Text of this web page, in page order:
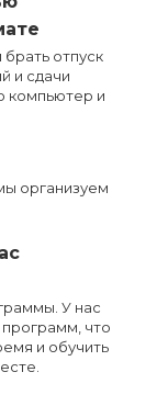
отпуск
и сдачи
компьютер и
организуем
У нас
что
и обучить